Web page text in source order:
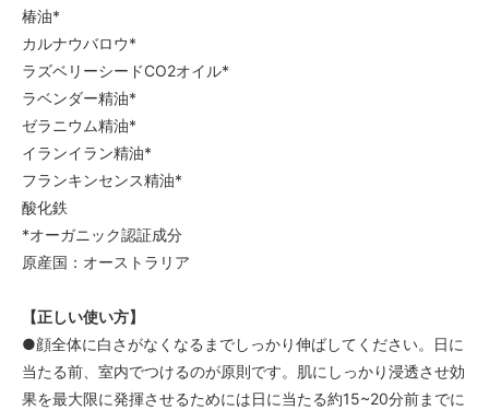
椿油*
カルナウバロウ*
ラズベリーシードCO2オイル*
ラベンダー精油*
ゼラニウム精油*
イランイラン精油*
フランキンセンス精油*
酸化鉄
*オーガニック認証成分
原産国：オーストラリア
【正しい使い方】
●顔全体に白さがなくなるまでしっかり伸ばしてください。日に
当たる前、室内でつけるのが原則です。肌にしっかり浸透させ効
果を最大限に発揮させるためには日に当たる約15~20分前までに